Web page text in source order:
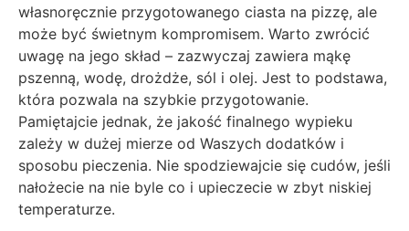
własnoręcznie przygotowanego ciasta na pizzę, ale
może być świetnym kompromisem. Warto zwrócić
uwagę na jego skład – zazwyczaj zawiera mąkę
pszenną, wodę, drożdże, sól i olej. Jest to podstawa,
która pozwala na szybkie przygotowanie.
Pamiętajcie jednak, że jakość finalnego wypieku
zależy w dużej mierze od Waszych dodatków i
sposobu pieczenia. Nie spodziewajcie się cudów, jeśli
nałożecie na nie byle co i upieczecie w zbyt niskiej
temperaturze.